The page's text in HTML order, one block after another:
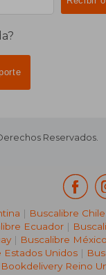
Reservados.
| Buscalibre Chile
Ecuador |
| Buscalibre México
Estados Unidos|
Bookdelivery Reino